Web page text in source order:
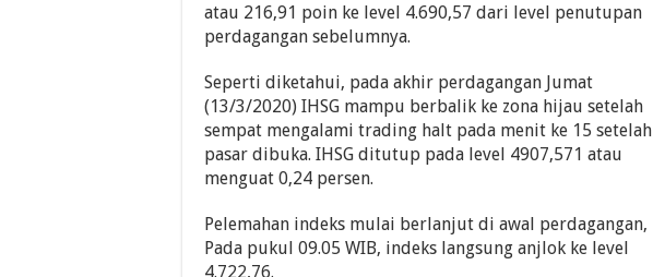
atau 216,91 poin ke level 4.690,57 dari level penutupan
perdagangan sebelumnya.
Seperti diketahui, pada akhir perdagangan Jumat
(13/3/2020) IHSG mampu berbalik ke zona hijau setelah
sempat mengalami trading halt pada menit ke 15 setelah
pasar dibuka. IHSG ditutup pada level 4907,571 atau
menguat 0,24 persen.
Pelemahan indeks mulai berlanjut di awal perdagangan,
Pada pukul 09.05 WIB, indeks langsung anjlok ke level
4.722,76.